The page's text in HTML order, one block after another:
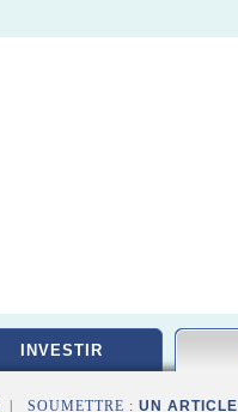
INVESTIR
| SOUMETTRE : UN ARTICLE